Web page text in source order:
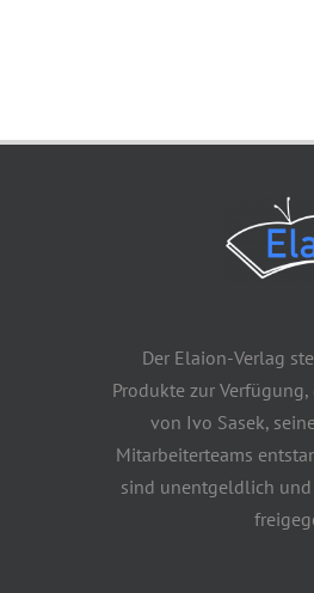
Der Elaion-Verlag
Produkte zur
von Ivo Sasek,
Mitarbeiterteams
sind unentgeldlich